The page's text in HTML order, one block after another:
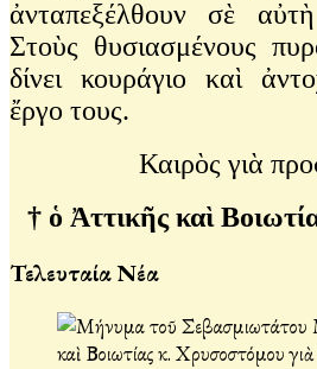
ἀνταπεξέλθουν σὲ
Στοὺς θυσιασμένους
δίνει κουράγιο καὶ
ἔργο τους.
Καιρὸς γιὰ
† ὁ Ἀττικῆς καὶ
Τελευταία Νέα